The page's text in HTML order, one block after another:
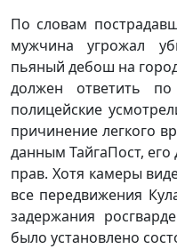
По словам
мужчина угрожал
пьяный дебош на
должен ответить
полицейские
причинение легкого
данным ТайгаПост,
прав. Хотя камеры
все передвижения
задержания
было установлено